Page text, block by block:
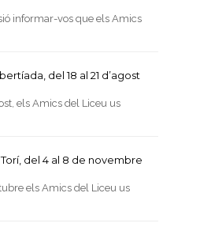
informar-vos que els Amics
del 18 al 21 d’agost
els Amics del Liceu us
Torí, del 4 al 8 de novembre
els Amics del Liceu us